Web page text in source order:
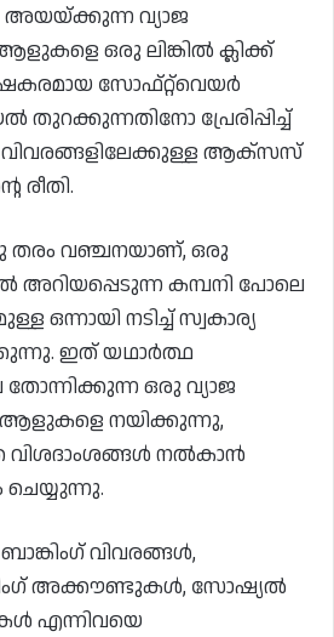
അയയ്ക്കുന്ന വ്യാജ
ഒരു ലിങ്കിൽ ക്ലിക്ക്
സോഫ്റ്റ്‌വെയർ
തുറക്കുന്നതിനോ പ്രേരിപ്പിച്ച്
വിവരങ്ങളിലേക്കുള്ള ആക്‌സസ്
രീതി.
തരം വഞ്ചനയാണ്, ഒരു
കമ്പനി പോലെ
ഒന്നായി നടിച്ച് സ്വകാര്യ
ഇത് യഥാർത്ഥ
ഒരു വ്യാജ
ആളുകളെ നയിക്കുന്നു,
നൽകാൻ
വിവരങ്ങൾ,
അക്കൗണ്ടുകൾ, സോഷ്യൽ
എന്നിവയെ